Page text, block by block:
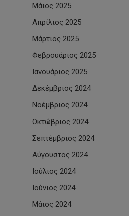
Μάιος 2025
Απρίλιος 2025
Μάρτιος 2025
Φεβρουάριος 2025
Ιανουάριος 2025
Δεκέμβριος 2024
Νοέμβριος 2024
Οκτώβριος 2024
Σεπτέμβριος 2024
Αύγουστος 2024
Ιούλιος 2024
Ιούνιος 2024
Μάιος 2024